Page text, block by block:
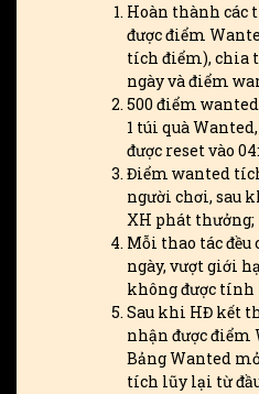
Hoàn thành các
được điểm
tích điểm), chia
ngày và điểm
500 điểm
1 túi quà
được reset vào
Điểm wanted
người chơi, sau
XH phát thưởng;
Mỗi thao tác
ngày, vượt giới
không được
Sau khi HĐ kết
nhận được điểm
Bảng Wanted
tích lũy lại từ